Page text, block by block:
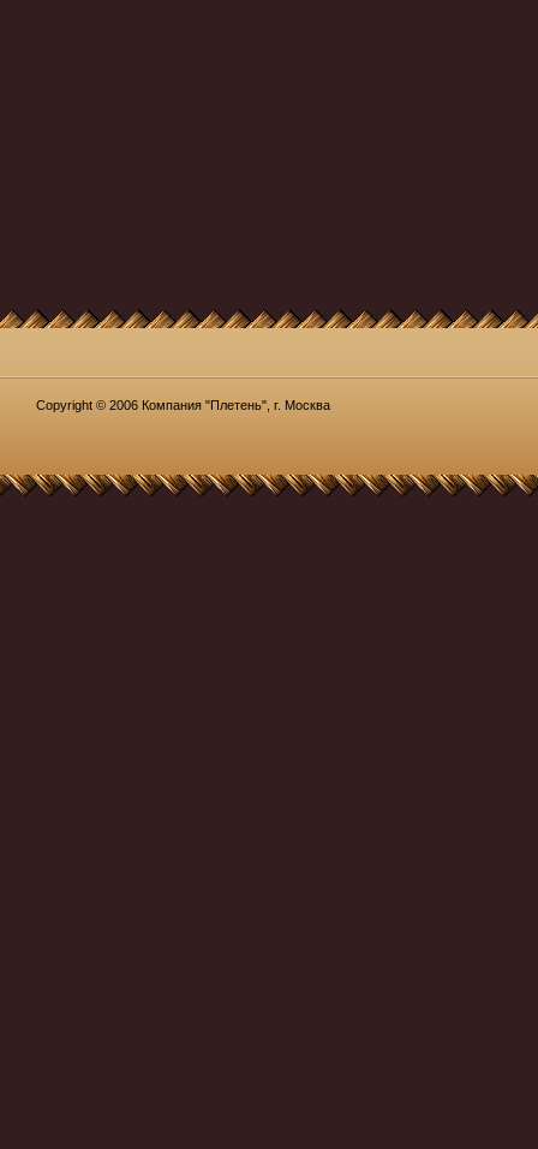
Copyright © 2006 Компания "Плетень", г. Москва